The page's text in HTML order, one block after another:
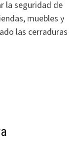
la seguridad de
muebles y
las cerraduras